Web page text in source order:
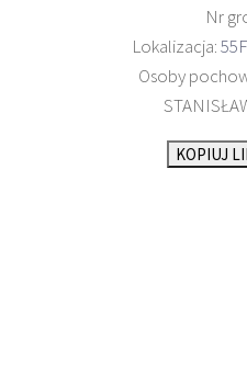
Nr
Lokalizacja:
Osoby
KOPIUJ